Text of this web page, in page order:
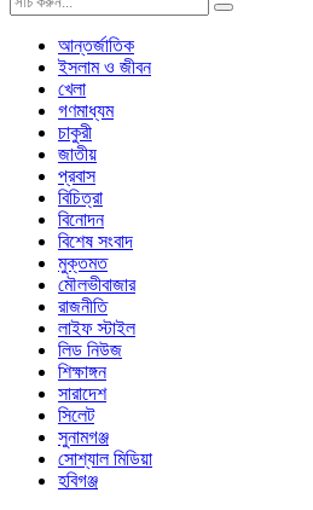
আন্তর্জাতিক
ইসলাম ও জীবন
খেলা
গণমাধ্যম
চাকুরী
জাতীয়
প্রবাস
বিচিত্রা
বিনোদন
বিশেষ সংবাদ
মুক্তমত
মৌলভীবাজার
রাজনীতি
লাইফ স্টাইল
লিড নিউজ
শিক্ষাঙ্গন
সারাদেশ
সিলেট
সুনামগঞ্জ
সোশ্যাল মিডিয়া
হবিগঞ্জ